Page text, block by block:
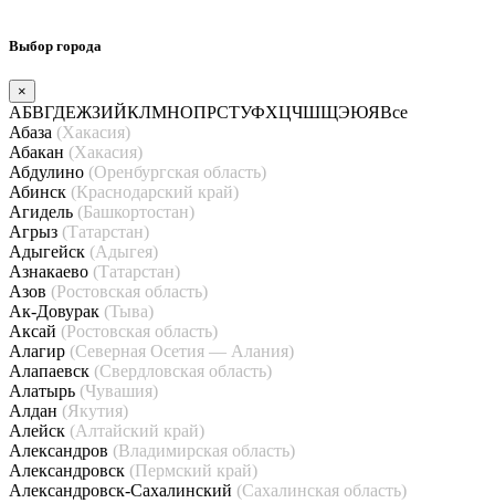
Выбор города
×
АБВГДЕЖЗИЙКЛМНОПРСТУФХЦЧШЩЭЮЯВсе
Абаза (Хакасия)
Абакан (Хакасия)
Абдулино (Оренбургская область)
Абинск (Краснодарский край)
Агидель (Башкортостан)
Агрыз (Татарстан)
Адыгейск (Адыгея)
Азнакаево (Татарстан)
Азов (Ростовская область)
Ак-Довурак (Тыва)
Аксай (Ростовская область)
Алагир (Северная Осетия — Алания)
Алапаевск (Свердловская область)
Алатырь (Чувашия)
Алдан (Якутия)
Алейск (Алтайский край)
Александров (Владимирская область)
Александровск (Пермский край)
Александровск-Сахалинский (Сахалинская область)